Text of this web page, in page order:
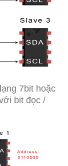
7bit hoặc
bit đọc /